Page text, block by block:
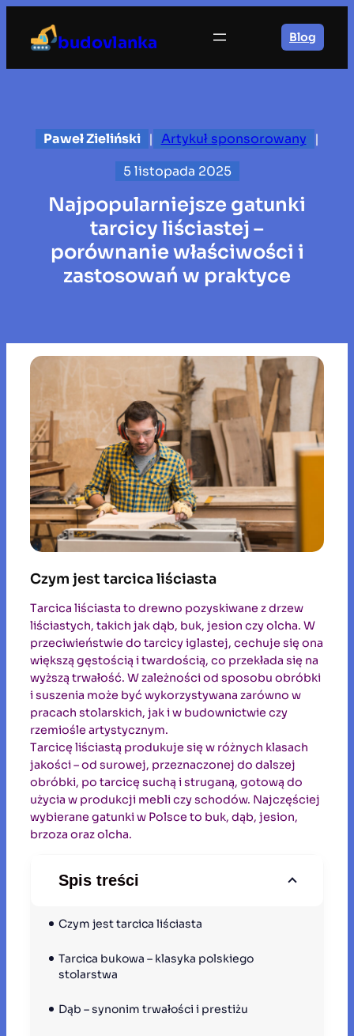
treści
budovlanka Blog
Paweł Zieliński | Artykuł sponsorowany
|
5 listopada 2025
Najpopularniejsze gatunki
tarcicy liściastej –
porównanie właściwości i
zastosowań w praktyce
Czym jest tarcica liściasta
Tarcica liściasta to drewno pozyskiwane z drzew
liściastych, takich jak dąb, buk, jesion czy olcha. W
przeciwieństwie do tarcicy iglastej, cechuje się ona
większą gęstością i twardością, co przekłada się na
wyższą trwałość. W zależności od sposobu obróbki
i suszenia może być wykorzystywana zarówno w
pracach stolarskich, jak i w budownictwie czy
rzemiośle artystycznym.
Tarcicę liściastą produkuje się w różnych klasach
jakości – od surowej, przeznaczonej do dalszej
obróbki, po tarcicę suchą i struganą, gotową do
użycia w produkcji mebli czy schodów. Najczęściej
wybierane gatunki w Polsce to buk, dąb, jesion,
brzoza oraz olcha.
Spis treści
Czym jest tarcica liściasta
Tarcica bukowa – klasyka polskiego
stolarstwa
Dąb – synonim trwałości i prestiżu